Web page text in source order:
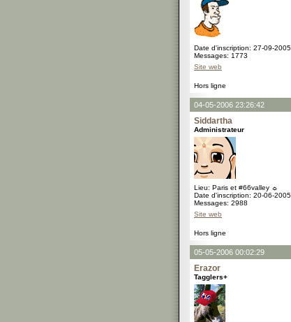
Date d'inscription: 27-09-2005
Messages: 1773
Site web
Hors ligne
04-05-2006 23:26:42
Siddartha
Administrateur
Lieu: Paris et #66valley ☼
Date d'inscription: 20-06-2005
Messages: 2988
Site web
Hors ligne
05-05-2006 00:02:29
Erazor
Tagglers+